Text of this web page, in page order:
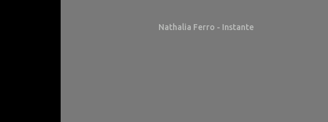
Nathalia Ferro - Instante